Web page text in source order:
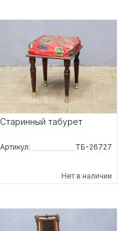
Старинный табурет
Артикул: ТБ-26727
Нет в наличии